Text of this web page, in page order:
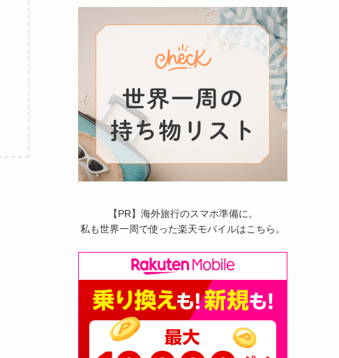
【PR】海外旅行のスマホ準備に。
私も世界一周で使った楽天モバイルはこちら。